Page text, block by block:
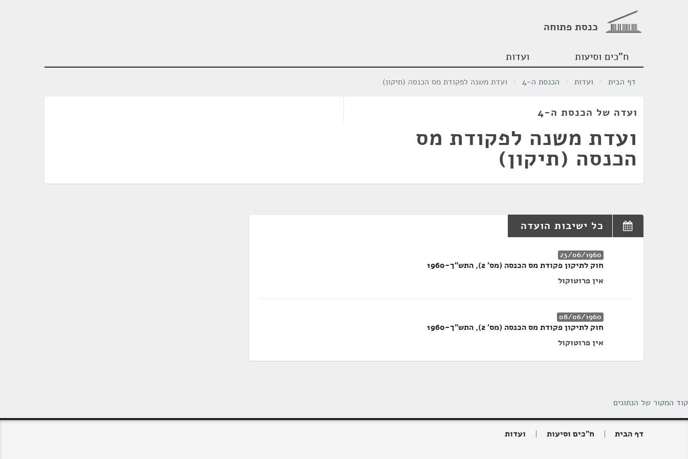
כנסת פתוחה
ח"כים וסיעות ועדות
דף הבית / ועדות / הכנסת ה-4 / ועדת משנה לפקודת מס הכנסה (תיקון)
ועדה של הכנסת ה-4
ועדת משנה לפקודת מס
הכנסה (תיקון)
כל ישיבות הועדה
23/06/1960
חוק לתיקון פקודת מס הכנסה (מס' 2), התש"ך-1960
אין פרוטוקול
08/06/1960
חוק לתיקון פקודת מס הכנסה (מס' 2), התש"ך-1960
אין פרוטוקול
קוד המקור של הנתונים
דף הבית ח"כים וסיעות ועדות